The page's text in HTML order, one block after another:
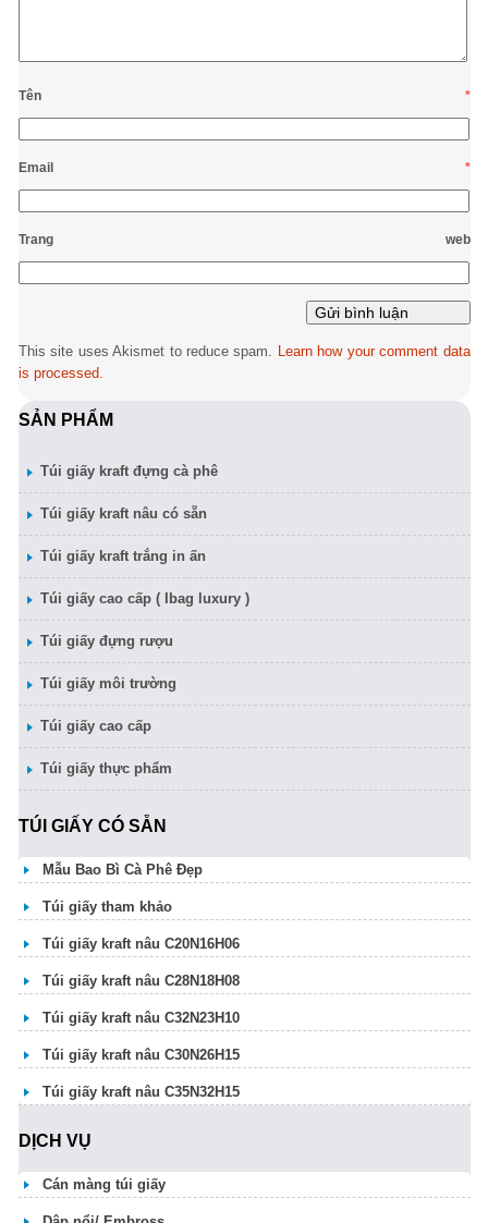
Tên *
Email *
Trang web
This site uses Akismet to reduce spam. Learn how your comment data
is processed.
SẢN PHẨM
Túi giấy kraft đựng cà phê
Túi giấy kraft nâu có sẵn
Túi giấy kraft trắng in ấn
Túi giấy cao cấp ( Ibag luxury )
Túi giấy đựng rượu
Túi giấy môi trường
Túi giấy cao cấp
Túi giấy thực phẩm
TÚI GIẤY CÓ SẴN
Mẫu Bao Bì Cà Phê Đẹp
Túi giấy tham khảo
Túi giấy kraft nâu C20N16H06
Túi giấy kraft nâu C28N18H08
Túi giấy kraft nâu C32N23H10
Túi giấy kraft nâu C30N26H15
Túi giấy kraft nâu C35N32H15
DỊCH VỤ
Cán màng túi giấy